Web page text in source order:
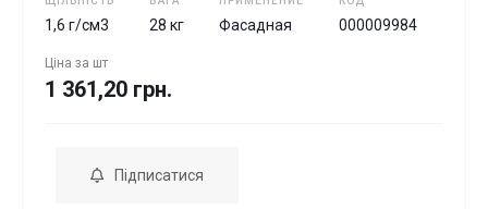
1,6 г/см3 28 кг Фасадная 000009984
Ціна за шт
1 361,20 грн.
Підписатися